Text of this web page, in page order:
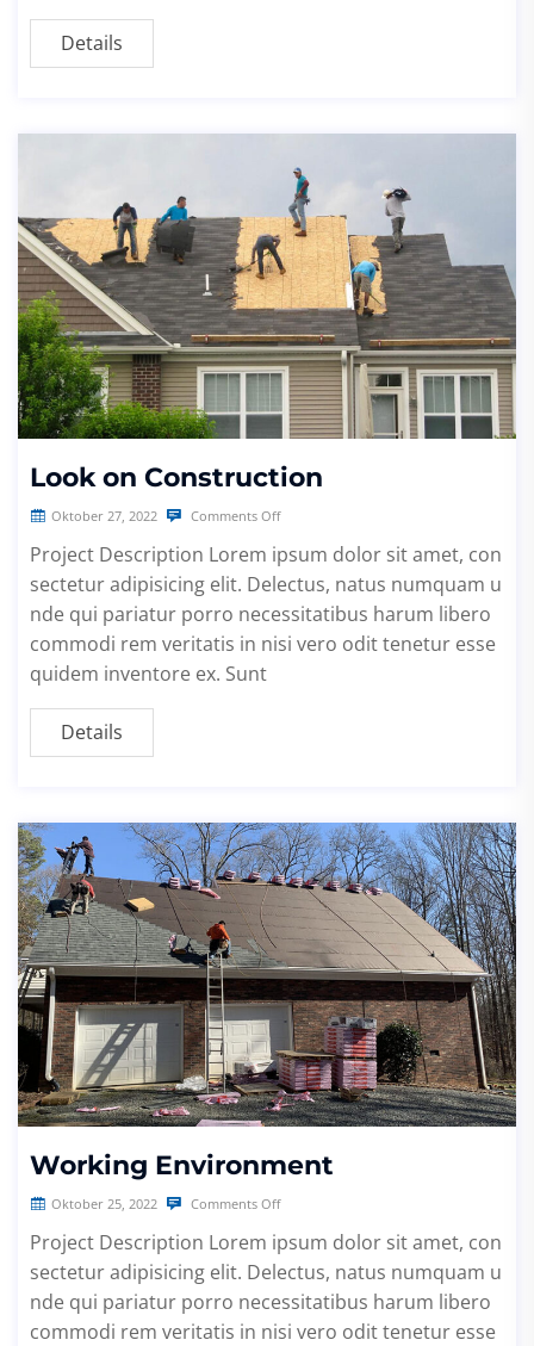
Details
Look on Construction
Oktober 27, 2022 Comments Off
Project Description Lorem ipsum dolor sit amet, con
sectetur adipisicing elit. Delectus, natus numquam u
nde qui pariatur porro necessitatibus harum libero
commodi rem veritatis in nisi vero odit tenetur esse
quidem inventore ex. Sunt
Details
Working Environment
Oktober 25, 2022 Comments Off
Project Description Lorem ipsum dolor sit amet, con
sectetur adipisicing elit. Delectus, natus numquam u
nde qui pariatur porro necessitatibus harum libero
commodi rem veritatis in nisi vero odit tenetur esse